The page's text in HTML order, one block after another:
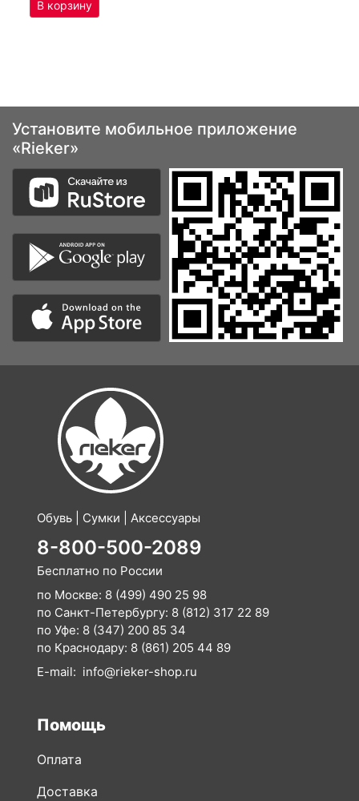
Установите мобильное приложение
«Rieker»
Обувь | Сумки | Аксессуары
8-800-500-2089
Бесплатно по России
по Москве: 8 (499) 490 25 98
по Санкт-Петербургу: 8 (812) 317 22 89
по Уфе: 8 (347) 200 85 34
по Краснодару: 8 (861) 205 44 89
E-mail: info@rieker-shop.ru
Помощь
Оплата
Доставка